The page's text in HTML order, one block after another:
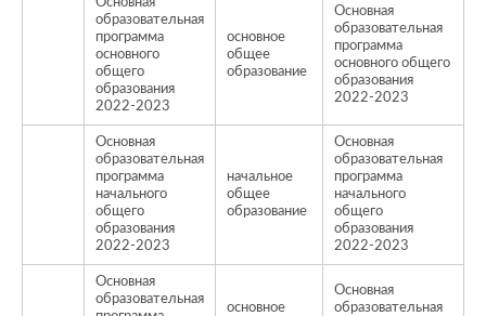
образовательная
программа
основного
общего
образования
2022-2023
основное
общее
образование
Основная
образовательная
программа
основного общего
образования
2022-2023
Основная
образовательная
программа
начального
общего
образования
2022-2023
начальное
общее
образование
Основная
образовательная
программа
начального
общего
образования
2022-2023
Основная
образовательная
основное
Основная
образовательная